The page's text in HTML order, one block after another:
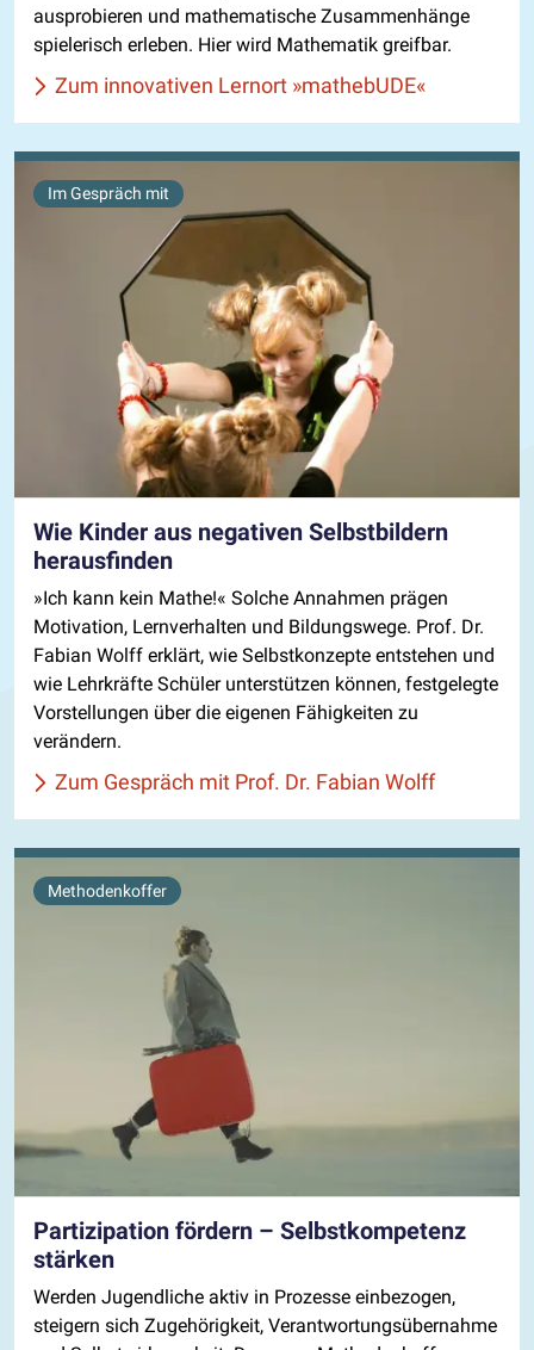
ausprobieren und mathematische Zusammenhänge
spielerisch erleben. Hier wird Mathematik greifbar.
Zum innovativen Lernort »mathebUDE«
Im Gespräch mit
Wie Kinder aus negativen Selbstbildern
herausfinden
»Ich kann kein Mathe!« Solche Annahmen prägen
Motivation, Lernverhalten und Bildungswege. Prof. Dr.
Fabian Wolff erklärt, wie Selbstkonzepte entstehen und
wie Lehrkräfte Schüler unterstützen können, festgelegte
Vorstellungen über die eigenen Fähigkeiten zu
verändern.
Zum Gespräch mit Prof. Dr. Fabian Wolff
Methodenkoffer
Partizipation fördern – Selbstkompetenz
stärken
Werden Jugendliche aktiv in Prozesse einbezogen,
steigern sich Zugehörigkeit, Verantwortungsübernahme